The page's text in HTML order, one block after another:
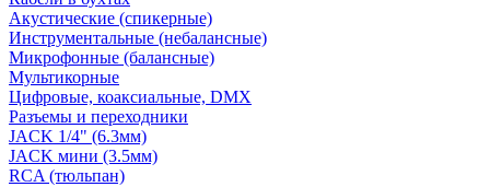
Акустические (спикерные)
Инструментальные (небалансные)
Микрофонные (балансные)
Мультикорные
Цифровые, коаксиальные, DMX
Разъемы и переходники
JACK 1/4" (6.3мм)
JACK мини (3.5мм)
RCA (тюльпан)